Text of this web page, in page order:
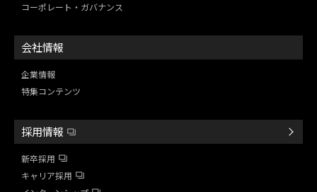
コーポレート・ガバナンス
会社情報
企業情報
特集コンテンツ
採用情報
新卒採用
キャリア採用